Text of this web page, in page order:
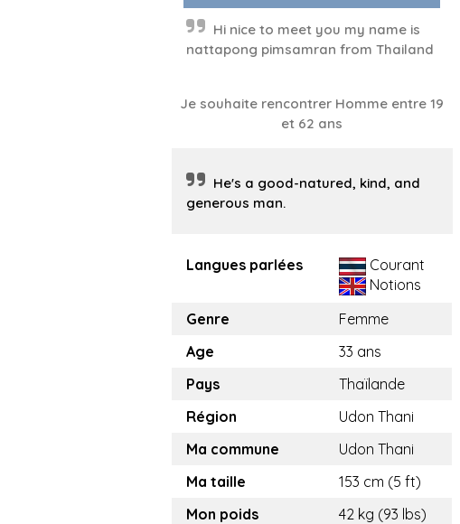
Hi nice to meet you my name is
nattapong pimsamran from Thailand
Je souhaite rencontrer Homme entre 19
et 62 ans
He's a good-natured, kind, and
generous man.
Langues parlées
Courant
Notions
Genre
Femme
Age
33 ans
Pays
Thaïlande
Région
Udon Thani
Ma commune
Udon Thani
Ma taille
153 cm (5 ft)
Mon poids
42 kg (93 lbs)